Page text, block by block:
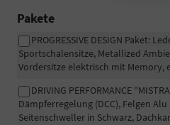
Pakete
PROGRESSIVE DESIGN Paket:
Sportschalensitze, Metallized
Vordersitze elektrisch mit Memory,
DRIVING PERFORMANCE
Dämpferregelung (DCC), Felgen
Seitenschweller in Schwarz,